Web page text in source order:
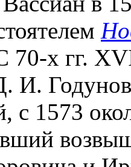
70-х гг.
И.
с 1573